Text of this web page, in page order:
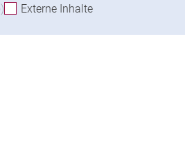
akzeptieren
Analyse-Cookies akzeptieren
Externe Inhalte